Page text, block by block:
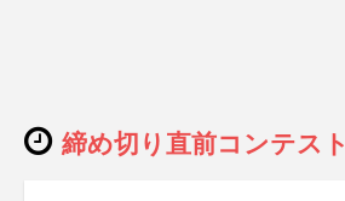
締め切り直前コンテスト